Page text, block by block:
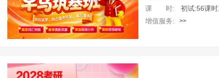
课 时:
初试:56课
增值服务:
>>